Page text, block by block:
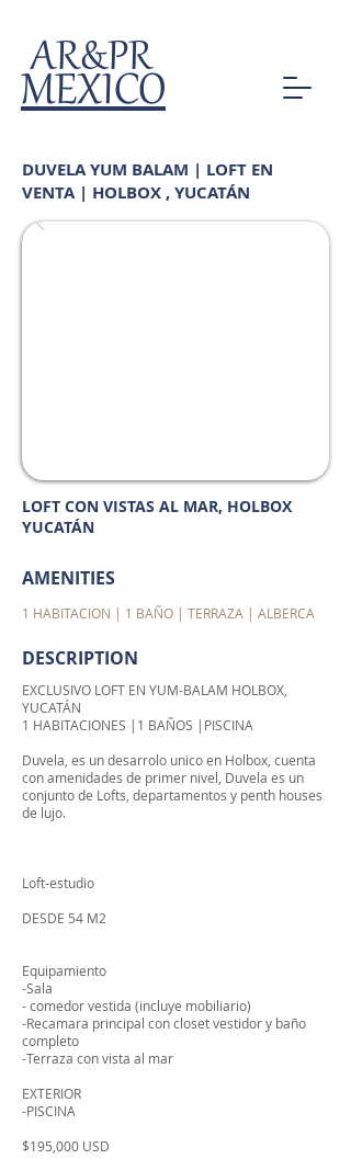
MEXICO
AR&PR
DUVELA YUM BALAM | LOFT EN
VENTA | HOLBOX , YUCATÁN
LOFT CON VISTAS AL MAR, HOLBOX
YUCATÁN
AMENITIES
1 HABITACION | 1 BAÑO | TERRAZA | ALBERCA
DESCRIPTION
EXCLUSIVO LOFT EN YUM-BALAM HOLBOX,
YUCATÁN
1 HABITACIONES |1 BAÑOS |PISCINA
Duvela, es un desarrolo unico en Holbox, cuenta
con amenidades de primer nivel, Duvela es un
conjunto de Lofts, departamentos y penth houses
de lujo.
Loft-estudio
DESDE 54 M2
Equipamiento
-Sala
- comedor vestida (incluye mobiliario)
-Recamara principal con closet vestidor y baño
completo
-Terraza con vista al mar
EXTERIOR
-PISCINA
$195,000 USD